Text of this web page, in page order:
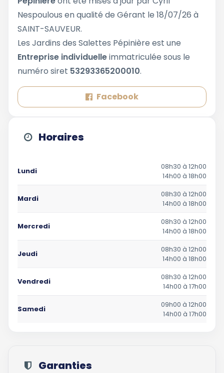
Nespoulous en qualité de Gérant le 18/07/26 à
SAINT-SAUVEUR.
Les Jardins des Salettes Pépinière est une
Entreprise individuelleimmatriculée sous le
numéro siret 53293365200010.
Facebook
Horaires
Lundi
08h30 à 12h00
14h00 à 18h00
Mardi
08h30 à 12h00
14h00 à 18h00
Mercredi
08h30 à 12h00
14h00 à 18h00
Jeudi
08h30 à 12h00
14h00 à 18h00
Vendredi
08h30 à 12h00
14h00 à 17h00
Samedi
09h00 à 12h00
14h00 à 17h00
Garanties